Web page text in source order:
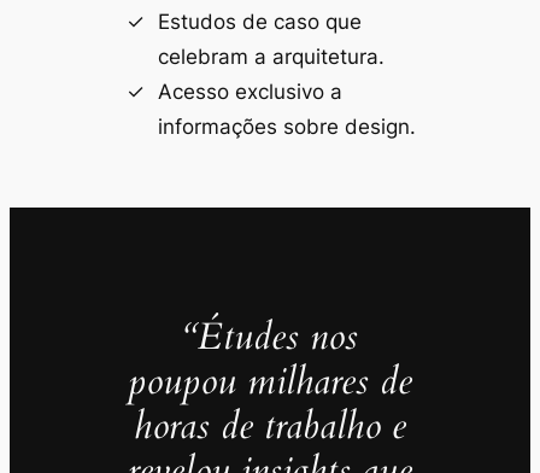
Estudos de caso que
celebram a arquitetura.
Acesso exclusivo a
informações sobre design.
“Études nos
poupou milhares de
horas de trabalho e